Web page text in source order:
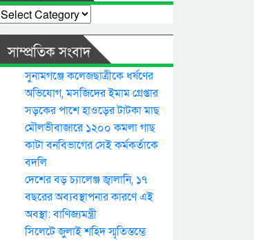
Categories
সাম্প্রতিক সংবাদ
সুনামগঞ্জে কলেজছাত্রীকে ধর্ষণের
অভিযোগ, মসজিদের ইমাম গ্রেপ্তার
সড়কের পাশে হাওড়ের টাটকা মাছ
মৌলভীবাজারে ১২০০ কমলা গাছ
কাটা বনবিভাগের সেই কর্মকর্তাকে
বদলি
দেশের বড় চ্যালেঞ্জ জ্বালানি, ১৭
বছরের অব্যবস্থাপনার কারণে এই
অবস্থা: বাণিজ্যমন্ত্রী
সিলেটে জুলাই শহিদ স্মৃতিস্তম্ভে